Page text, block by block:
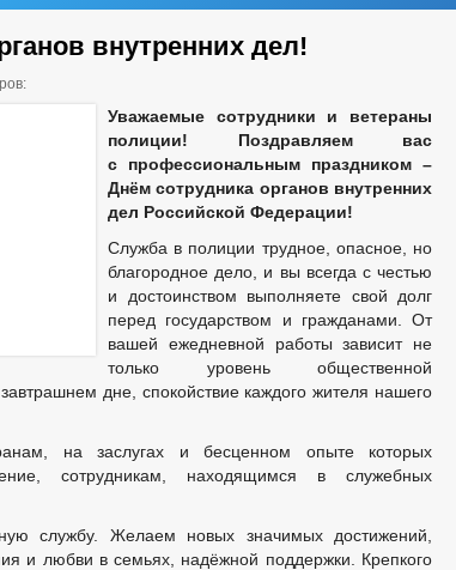
внутренних дел!
Уважаемые сотрудники и ветераны
полиции! Поздравляем вас
с профессиональным праздником –
Днём сотрудника органов внутренних
дел Российской Федерации!
Служба в полиции трудное, опасное, но
благородное дело, и вы всегда с честью
и достоинством выполняете свой долг
перед государством и гражданами. От
вашей ежедневной работы зависит не
только уровень общественной
дне, спокойствие каждого жителя нашего
на заслугах и бесценном опыте которых
сотрудникам, находящимся в служебных
службу. Желаем новых значимых достижений,
и любви в семьях, надёжной поддержки. Крепкого